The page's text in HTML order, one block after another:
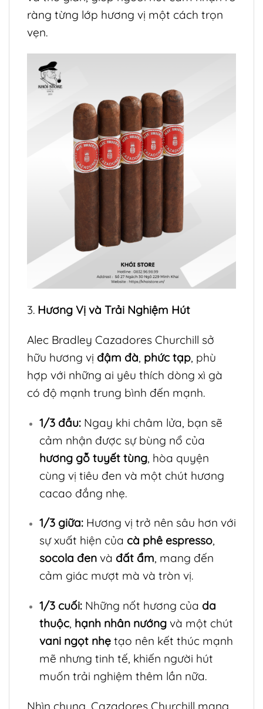
ràng từng lớp hương vị một cách trọn
vẹn.
3. Hương Vị và Trải Nghiệm Hút
Alec Bradley Cazadores Churchill sở
hữu hương vị đậm đà, phức tạp, phù
hợp với những ai yêu thích dòng xì gà
có độ mạnh trung bình đến mạnh.
1/3 đầu:Ngay khi châm lửa, bạn sẽ
cảm nhận được sự bùng nổ của
hương gỗ tuyết tùng, hòa quyện
cùng vị tiêu đen và một chút hương
cacao đắng nhẹ.
1/3 giữa:Hương vị trở nên sâu hơn với
sự xuất hiện của cà phê espresso,
socola đenvà đất ẩm, mang đến
cảm giác mượt mà và tròn vị.
1/3 cuối:Những nốt hương của da
thuộc, hạnh nhân nướngvà một chút
vani ngọt nhẹtạo nên kết thúc mạnh
mẽ nhưng tinh tế, khiến người hút
muốn trải nghiệm thêm lần nữa.
Nhìn chung, Cazadores Churchill mang